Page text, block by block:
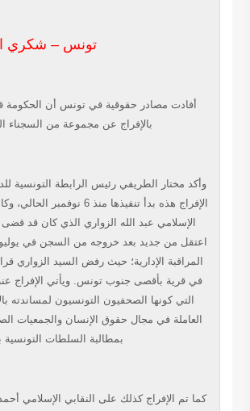
تونس – شكري الشاهد
أفادت مصادر حقوقية في تونس أن الحكومة قامت خلال
بالإفراج عن مجموعة من السجناء السياسيين
مختار الطريفي رئيس الرابطة التونسية للدفاع عن
الإفراج هذه بدأ تنفيذها منذ 6 نوفمبر
من جديد بعد خروجه من السجن في يوليو الماضي
الإدارية؛ حيث رفض السيد الزواري قرارًا من وزير
قرية بأقصى جنوب تونس. ويأتي الإفراج عنه استجابة
التي كونها الصحفيون التونسيون لمساندته بالإضافة
في مجال حقوق الإنسان والجمعيات الصحفية
بمطالبة السلطات التونسية بإطلاق
تم الإفراج كذلك على النقابي الإسلامي أحمد